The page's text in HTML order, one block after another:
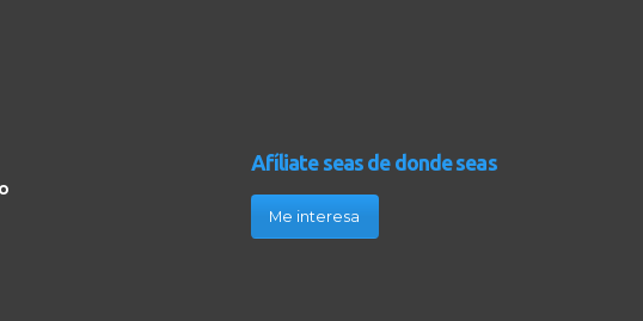
Afíliate seas de donde seas
Me interesa